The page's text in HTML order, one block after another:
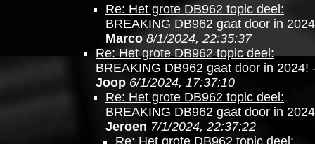
Re: Het grote DB962 topic deel:
BREAKING DB962 gaat door in
Marco 8/1/2024, 22:35:37
Re: Het grote DB962 topic deel:
BREAKING DB962 gaat door in 2024!
Joop 6/1/2024, 17:37:10
Re: Het grote DB962 topic deel:
BREAKING DB962 gaat door in
Jeroen 7/1/2024, 22:37:22
Re: Het grote DB962 topic deel: